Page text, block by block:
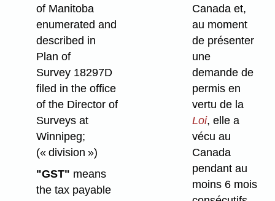
of Manitoba
enumerated and
described in
Plan of
Survey 18297D
filed in the office
of the Director of
Surveys at
Winnipeg;
(« division »)
"GST" means
the tax payable
Canada et,
au moment
de présenter
une
demande de
permis en
vertu de la
Loi, elle a
vécu au
Canada
pendant au
moins 6 mois